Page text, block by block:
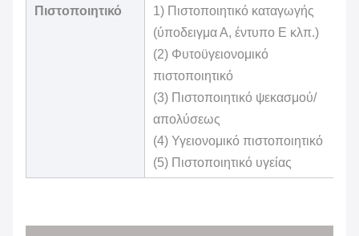
Πιστοποιητικό
1) Πιστοποιητικό καταγωγής
(ύποδειγμα Α, έντυπο Ε κλπ.)
(2) Φυτοϋγειονομικό
πιστοποιητικό
(3) Πιστοποιητικό ψεκασμού/
απολύσεως
(4) Υγειονομικό πιστοποιητικό
(5) Πιστοποιητικό υγείας